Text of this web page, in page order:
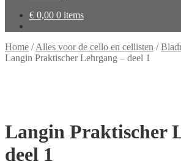
€ 0,00 0 items
Home /Alles voor de cello en cellisten /
Langin Praktischer Lehrgang – deel 1
Langin Praktischer
deel 1